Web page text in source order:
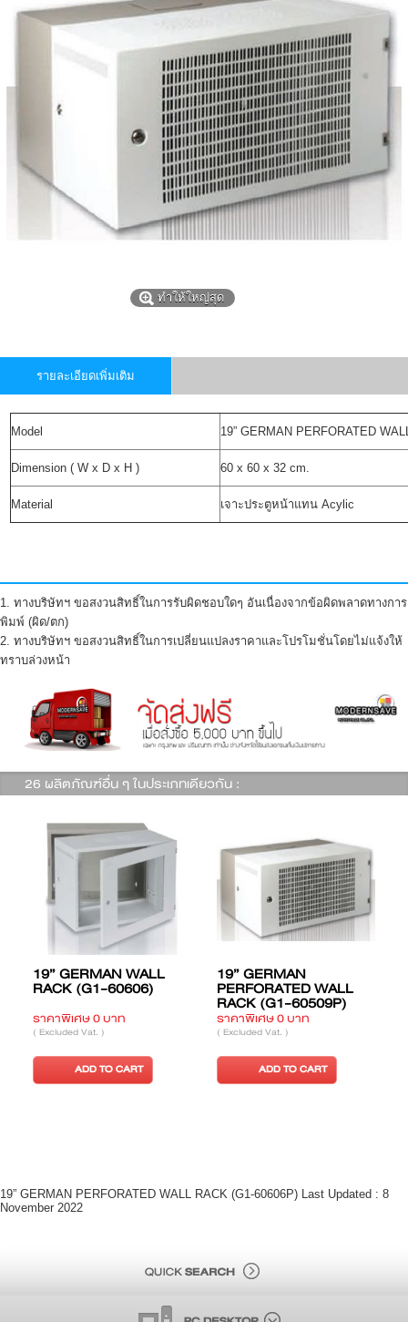
ทำให้ใหญ่สุด
รายละเอียดเพิ่มเติม
Model 19” GERMAN PERFORATED
Dimension ( W x D x H ) 60 x 60 x 32 cm.
Material เจาะประตูหน้าแทน Acylic
1. ทางบริษัทฯ ขอสงวนสิทธิ์ในการรับผิดชอบใดๆ อันเนื่องจากข้อผิดพลาดทางการ
พิมพ์ (ผิด/ตก)
2. ทางบริษัทฯ ขอสงวนสิทธิ์ในการเปลี่ยนแปลงราคาและโปรโมชั่นโดยไม่แจ้งให้
ทราบล่วงหน้า
26 ผลิตภัณฑ์อื่น ๆ ในประเภทเดียวกัน :
19” GERMAN WALL
RACK (G1-60606)
ราคาพิเศษ 0 บาท
( Excluded Vat. )
ADD TO CART
19” GERMAN
PERFORATED WALL
RACK (G1-60509P)
ราคาพิเศษ 0 บาท
( Excluded Vat. )
ADD TO CART
19” GERMAN PERFORATED WALL RACK (G1-60606P) Last Updated : 8
November 2022